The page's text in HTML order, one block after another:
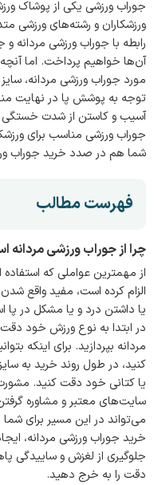
جوراب ورزشی یکی از پوشاک
ورزشکاران و رشته‌های ورزشی
رابطه با جوراب ورزشی مردانه
آن‌ها خواهیم پرداخت. اما
مورد جوراب ورزشی مردانه،
توجه به پوشش پا در نهایت
آسیب و کاستن از شدت خستگی
جوراب ورزشی مناسب برای
شما هم در صدد خرید جوراب
فهرست مطالب
چرا از جوراب ورزشی مردانه
از مهمترین عواملی که استفاده
الزام کرده است، مفید واقع
یا داشتن درد و یا مشکل در
در ابتدا به نوع ورزش خود
مردانه بپردازید. برای اینکه
کنید، در طول روند خرید به
یا کتانی خود دقت کنید.
سایت‌های معتبر و مشاوره
می‌تواند در این مسیر برای
خرید جوراب ورزشی مردانه،
جلوگیری از لغزش و ساییدگی
دقت را به خرج دهید.